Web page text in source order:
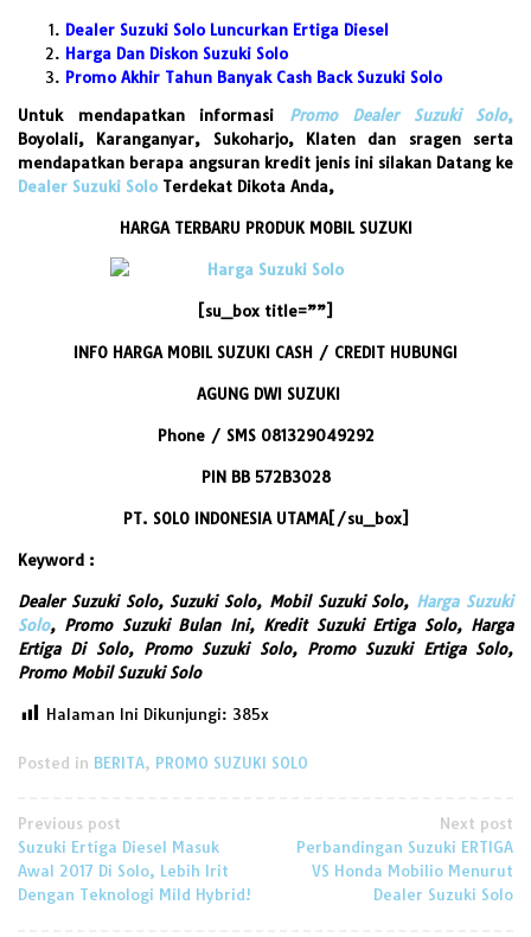
Dealer Suzuki Solo Luncurkan Ertiga Diesel
Harga Dan Diskon Suzuki Solo
Promo Akhir Tahun Banyak Cash Back Suzuki Solo
Untuk mendapatkan informasi Promo Dealer Suzuki Solo,
Boyolali, Karanganyar, Sukoharjo, Klaten dan sragen serta
mendapatkan berapa angsuran kredit jenis ini silakan Datang ke
Dealer Suzuki Solo Terdekat Dikota Anda,
HARGA TERBARU PRODUK MOBIL SUZUKI
[su_box title=””]
INFO HARGA MOBIL SUZUKI CASH / CREDIT HUBUNGI
AGUNG DWI SUZUKI
Phone / SMS 081329049292
PIN BB 572B3028
PT. SOLO INDONESIA UTAMA[/su_box]
Keyword :
Dealer Suzuki Solo, Suzuki Solo, Mobil Suzuki Solo, Harga Suzuki
Solo, Promo Suzuki Bulan Ini, Kredit Suzuki Ertiga Solo, Harga
Ertiga Di Solo, Promo Suzuki Solo, Promo Suzuki Ertiga Solo,
Promo Mobil Suzuki Solo
Halaman Ini Dikunjungi: 385
Posted in BERITA, PROMO SUZUKI SOLO
Post
navigation
Previous post
Suzuki Ertiga Diesel Masuk
Awal 2017 Di Solo, Lebih Irit
Dengan Teknologi Mild Hybrid!
Next post
Perbandingan Suzuki ERTIGA
VS Honda Mobilio Menurut
Dealer Suzuki Solo